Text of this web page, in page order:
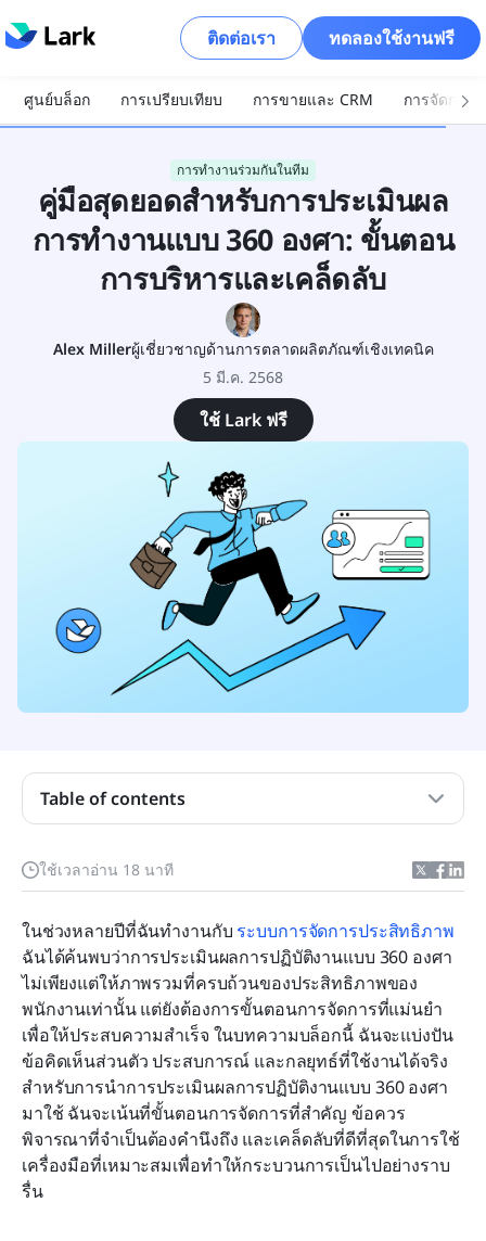
ติดต่อเรา ทดลองใช้งานฟรี
ศูนย์บล็อก การเปรียบเทียบ การขายและ CRM การจัดการ
การทำงานร่วมกันในทีม
คู่มือสุดยอดสำหรับการประเมินผล
การทำงานแบบ 360 องศา: ขั้นตอน
การบริหารและเคล็ดลับ
Alex Millerผู้เชี่ยวชาญด้านการตลาดผลิตภัณฑ์เชิงเทคนิค
5 มี.ค. 2568
ใช้ Lark ฟรี
ใช้เวลาอ่าน 18 นาที
ในช่วงหลายปีที่ฉันทำงานกับ ระบบการจัดการประสิทธิภาพ
ฉันได้ค้นพบว่าการประเมินผลการปฏิบัติงานแบบ 360 องศา
ไม่เพียงแต่ให้ภาพรวมที่ครบถ้วนของประสิทธิภาพของ
พนักงานเท่านั้น แต่ยังต้องการขั้นตอนการจัดการที่แม่นยำ
เพื่อให้ประสบความสำเร็จ ในบทความบล็อกนี้ ฉันจะแบ่งปัน
ข้อคิดเห็นส่วนตัว ประสบการณ์ และกลยุทธ์ที่ใช้งานได้จริง
สำหรับการนำการประเมินผลการปฏิบัติงานแบบ 360 องศา
มาใช้ ฉันจะเน้นที่ขั้นตอนการจัดการที่สำคัญ ข้อควร
พิจารณาที่จำเป็นต้องคำนึงถึง และเคล็ดลับที่ดีที่สุดในการใช้
เครื่องมือที่เหมาะสมเพื่อทำให้กระบวนการเป็นไปอย่างราบ
รื่น
Table of contents
ทำความเข้าใจการประเมินผลการปฏิบัติงานแบบ 360
องศา
ประโยชน์ของการประเมินผลการปฏิบัติงานแบบ 360
องศาสำหรับการบริหารจัดการและการเติบโต
ความท้าทายทั่วไปในการจัดการการประเมินผลการ
แนวทางปฏิบัติที่ดีที่สุดสำหรับการดำเนินการประเมิน
การเอาชนะข้อผิดพลาดทั่วไปในการประเมินผลการ
วิธีที่ Lark สามารถเพิ่มประสิทธิภาพการประเมินผล
การทำงานแบบ 360 องศา
คำถามที่พบบ่อย
บทสรุป: การเปลี่ยนแปลงบริษัทของคุณด้วยการ
ประเมินผลการปฏิบัติงาน 360 องศา